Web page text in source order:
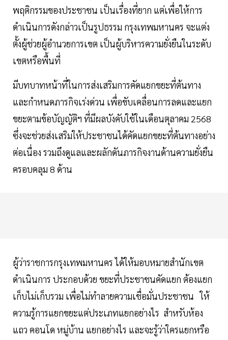
พฤติกรรมของประชาชน เป็นเรื่องที่ยาก แต่เพื่อให้การ
ดำเนินการดังกล่าวเป็นรูปธรรม กรุงเทพมหานคร จะแต่ง
ตั้งผู้ช่วยผู้อำนวยการเขต เป็นผู้บริหารความยั่งยืนในระดับ
เขตหรือพื้นที่
มีบทบาทหน้าที่ในการส่งเสริมการคัดแยกขยะที่ต้นทาง
และกำหนดภารกิจเร่งด่วน เพื่อขับเคลื่อนการลดและแยก
ขยะตามข้อบัญญัติฯ ที่มีผลบังคับใช้ในเดือนตุลาคม 2568
ซึ่งจะช่วยส่งเสริมให้ประชาชนได้คัดแยกขยะที่ต้นทางอย่าง
ต่อเนื่อง รวมถึงดูแลและผลักดันภารกิจงานด้านความยั่งยืน
ครอบคลุม 8 ด้าน
ผู้ว่าราชการกรุงเทพมหานคร ได้ให้มอบหมายสำนักเขต
ดำเนินการ ประกอบด้วย ขยะที่ประชาชนคัดแยก ต้องแยก
เก็บไม่เก็บรวม เพื่อไม่ทำลายความเชื่อมั่นประชาชน ให้
ความรู้การแยกขยะแต่ประเภทแยกอย่างไร สำหรับห้อง
แถว คอนโด หมู่บ้าน แยกอย่างไร และจะรู้ว่าใครแยกหรือ